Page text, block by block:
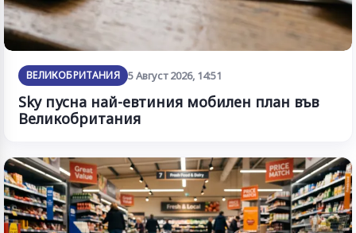
ВЕЛИКОБРИТАНИЯ 5 Август 2026, 14:51
Sky пусна най-евтиния мобилен план във
Великобритания